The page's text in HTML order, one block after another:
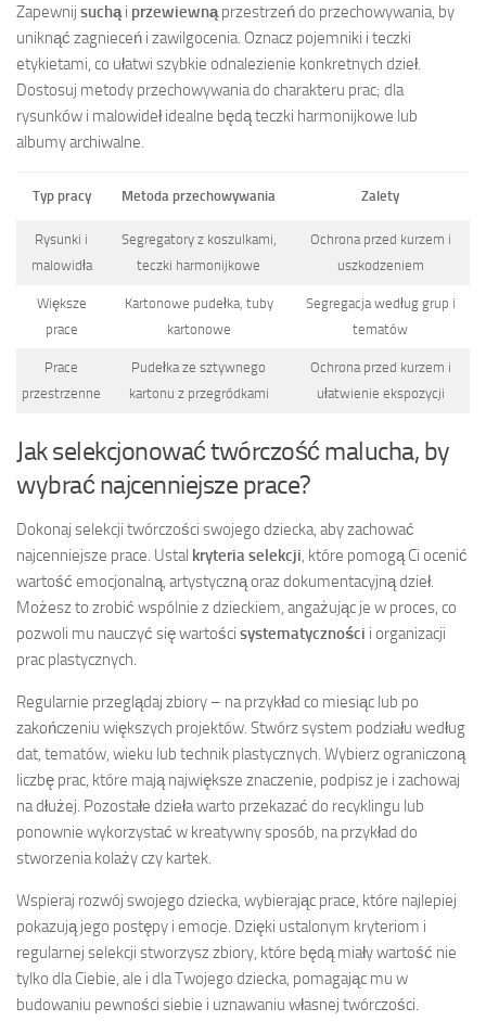
Zapewnij suchą i przewiewną przestrzeń do przechowywania, by
uniknąć zagnieceń i zawilgocenia. Oznacz pojemniki i teczki
etykietami, co ułatwi szybkie odnalezienie konkretnych dzieł.
Dostosuj metody przechowywania do charakteru prac; dla
rysunków i malowideł idealne będą teczki harmonijkowe lub
albumy archiwalne.
Typ pracy Metoda przechowywania Zalety
Rysunki i
malowidła
Segregatory z koszulkami,
teczki harmonijkowe
Ochrona przed kurzem i
uszkodzeniem
Większe
prace
Kartonowe pudełka, tuby
kartonowe
Segregacja według grup i
tematów
Prace
przestrzenne
Pudełka ze sztywnego
kartonu z przegródkami
Ochrona przed kurzem i
ułatwienie ekspozycji
Jak selekcjonować twórczość malucha, by
wybrać najcenniejsze prace?
Dokonaj selekcji twórczości swojego dziecka, aby zachować
najcenniejsze prace. Ustal kryteria selekcji, które pomogą Ci ocenić
wartość emocjonalną, artystyczną oraz dokumentacyjną dzieł.
Możesz to zrobić wspólnie z dzieckiem, angażując je w proces, co
pozwoli mu nauczyć się wartości systematyczności i organizacji
prac plastycznych.
Regularnie przeglądaj zbiory – na przykład co miesiąc lub po
zakończeniu większych projektów. Stwórz system podziału według
dat, tematów, wieku lub technik plastycznych. Wybierz ograniczoną
liczbę prac, które mają największe znaczenie, podpisz je i zachowaj
na dłużej. Pozostałe dzieła warto przekazać do recyklingu lub
ponownie wykorzystać w kreatywny sposób, na przykład do
stworzenia kolaży czy kartek.
Wspieraj rozwój swojego dziecka, wybierając prace, które najlepiej
pokazują jego postępy i emocje. Dzięki ustalonym kryteriom i
regularnej selekcji stworzysz zbiory, które będą miały wartość nie
tylko dla Ciebie, ale i dla Twojego dziecka, pomagając mu w
budowaniu pewności siebie i uznawaniu własnej twórczości.